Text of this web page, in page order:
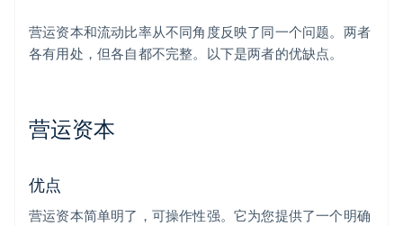
营运资本和流动比率从不同角度反映了同一个问题。两者
各有用处，但各自都不完整。以下是两者的优缺点。
营运资本
优点
营运资本简单明了，可操作性强。它为您提供了一个明确